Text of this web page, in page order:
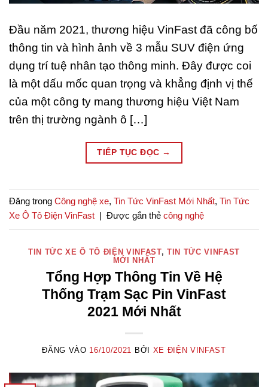
Đầu năm 2021, thương hiệu VinFast đã công bố
thông tin và hình ảnh về 3 mẫu SUV điện ứng
dụng trí tuệ nhân tạo thông minh. Đây được coi
là một dấu mốc quan trọng và khẳng định vị thế
của một công ty mang thương hiệu Việt Nam
trên thị trường ngành ô […]
TIẾP TỤC ĐỌC →
Đăng trong Công nghệ xe, Tin Tức VinFast Mới Nhất, Tin Tức
Xe Ô Tô Điện VinFast
Được gắn thẻ công nghệ
TIN TỨC XE Ô TÔ ĐIỆN VINFAST,TIN TỨC VINFAST
MỚI NHẤT
Tổng Hợp Thông Tin Về Hệ
Thống Trạm Sạc Pin VinFast
2021 Mới Nhất
ĐĂNG VÀO 16/10/2021 BỞI XE ĐIỆN VINFAST